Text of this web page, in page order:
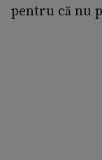
pentru că nu